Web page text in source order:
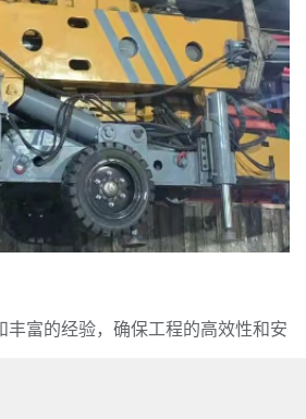
丰富的经验，确保工程的高效性和安